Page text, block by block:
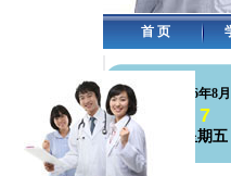
首 页
126年8月
7
星期五